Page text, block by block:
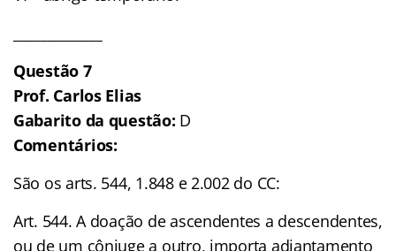
Questão 7
Prof. Carlos Elias
Gabarito da questão: D
Comentários:
São os arts. 544, 1.848 e 2.002 do CC:
Art. 544. A doação de ascendentes a descendentes,
ou de um cônjuge a outro, importa adiantamento